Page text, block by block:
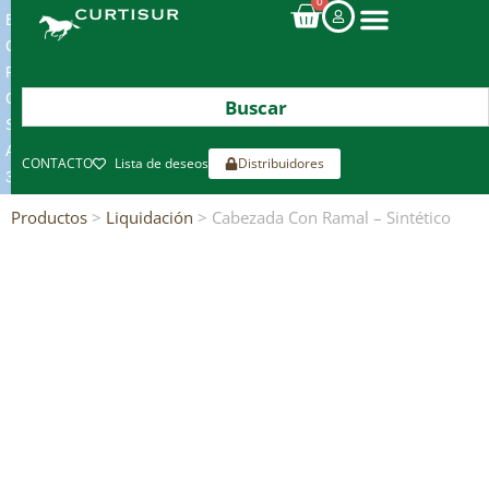
ENVIOS
GRATIS
POR
COMPRAS
SUPERIORES
A
300€*
CONTACTO Lista de deseos Distribuidores
Productos > Liquidación > Cabezada Con Ramal – Sintético